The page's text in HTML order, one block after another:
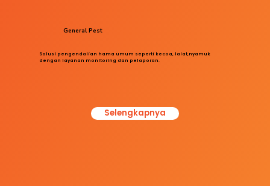
Solusi pengendalian hama umum seperti kecoa, lalat,nyamuk
dengan layanan monitoring dan pelaporan.
General Pest
Selengkapnya